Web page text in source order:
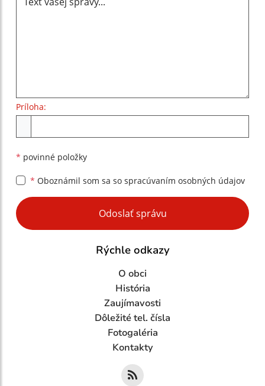
Príloha:
* povinné položky
* Oboznámil som sa so spracúvaním osobných údajov
Google reCaptcha Response
Odoslať správu
Rýchle odkazy
O obci
História
Zaujímavosti
Dôležité tel. čísla
Fotogaléria
Kontakty